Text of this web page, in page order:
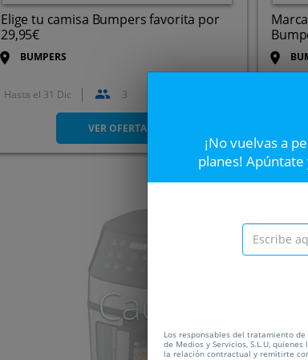
Elige tu camisa Bumpers favorita por
29,95€
BUMPERS
Hasta el 31 Dic 3
VER OFERTA
Caducada
¡No vuelvas a
planes!
Los responsables del tratamiento
de Medios y Servicios, S.L.U,
la relación contractual y remitirte